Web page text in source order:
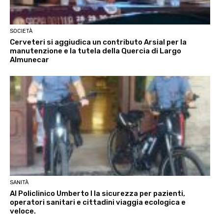
SOCIETÀ
Cerveteri si aggiudica un contributo Arsial per la
manutenzione e la tutela della Quercia di Largo
Almunecar
SANITÀ
Al Policlinico Umberto I la sicurezza per pazienti,
operatori sanitari e cittadini viaggia ecologica e
veloce.